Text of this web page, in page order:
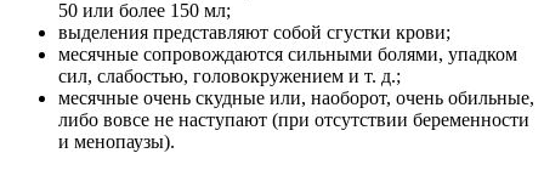
50 или более 150 мл;
выделения представляют собой сгустки крови;
месячные сопровождаются сильными болями, упадком
сил, слабостью, головокружением и т. д.;
месячные очень скудные или, наоборот, очень обильные,
либо вовсе не наступают (при отсутствии беременности
и менопаузы).